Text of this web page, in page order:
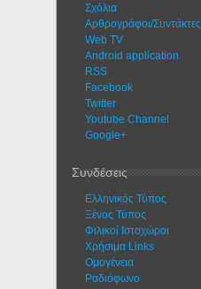
Σχόλια
Αρθρογράφοι/Συντάκτες
Web TV
Android application
RSS
Facebook
Twitter
Youtube Channel
Google+
Συνδέσεις
Ελληνικός Τύπος
Ξένος Τύπος
Φιλικοί Ιστοχώροι
Χρήσιμα Links
Ομογένεια
Ραδιόφωνο